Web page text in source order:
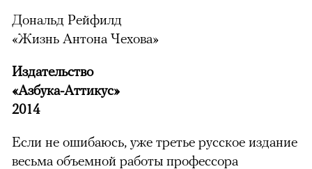
Дональд Рейфилд
«Жизнь Антона Чехова»
Издательство
«Азбука-Аттикус»
2014
Если не ошибаюсь, уже третье русское издание
весьма объемной работы профессора